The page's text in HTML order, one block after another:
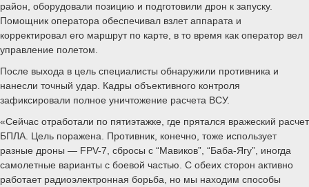
район, оборудовали позицию и подготовили дрон к запуску.
Помощник оператора обеспечивал взлет аппарата и
корректировал его маршрут по карте, в то время как оператор вел
управление полетом.
После выхода в цель специалисты обнаружили противника и
нанесли точный удар. Кадры объективного контроля
зафиксировали полное уничтожение расчета ВСУ.
«Сейчас отработали по пятиэтажке, где прятался вражеский расчет
БПЛА. Цель поражена. Противник, конечно, тоже использует
разные дроны — FPV-7, сбросы с “Мавиков”, “Баба-Ягу”, иногда
самолетные варианты с боевой частью. С обеих сторон активно
работает радиоэлектронная борьба, но мы находим способы